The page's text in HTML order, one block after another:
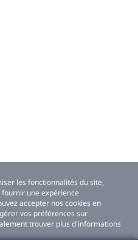
les fonctionnalités du site,
une expérience
accepter nos cookies en
vos préférences sur
trouver plus d'informations